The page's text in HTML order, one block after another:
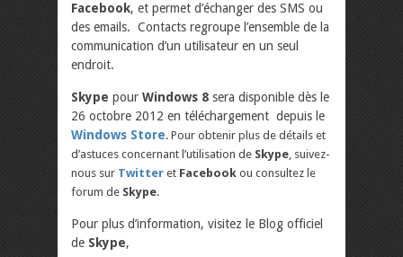
Facebook, et permet d’échanger des SMS ou
des emails. Contacts regroupe l’ensemble de la
communication d’un utilisateur en un seul
endroit.
Skype pour Windows 8 sera disponible dès le
26 octobre 2012 en téléchargement depuis le
Windows Store. Pour obtenir plus de détails et
d’astuces concernant l’utilisation de Skype, suivez-
nous sur Twitter et Facebook ou consultez le
forum de Skype.
Pour plus d’information, visitez le Blog officiel
de Skype,